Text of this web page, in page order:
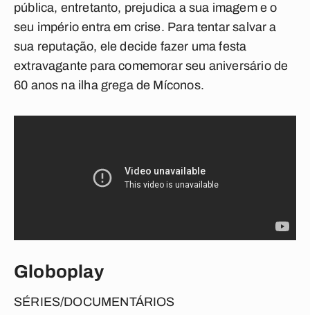
pública, entretanto, prejudica a sua imagem e o
seu império entra em crise. Para tentar salvar a
sua reputação, ele decide fazer uma festa
extravagante para comemorar seu aniversário de
60 anos na ilha grega de Míconos.
Globoplay
SÉRIES/DOCUMENTÁRIOS